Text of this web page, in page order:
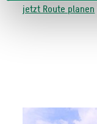
jetzt Route planen